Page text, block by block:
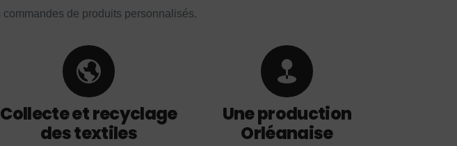
de produits personnalisés.
Collecte et recyclage
des textiles
Une production
Orléanaise